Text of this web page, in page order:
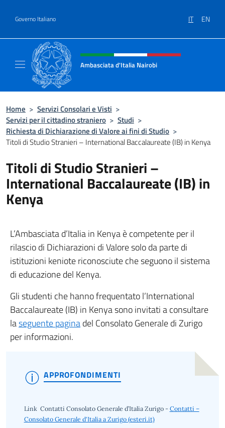
Governo Italiano IT EN
Intestazione sito, social e menù
Ambasciata d'Italia Nairobi
Home > Servizi Consolari e Visti >
Servizi per il cittadino straniero > Studi >
Richiesta di Dichiarazione di Valore ai fini di Studio >
Titoli di Studio Stranieri – International Baccalaureate (IB) in Kenya
Titoli di Studio Stranieri –
International Baccalaureate (IB) in
Kenya
L’Ambasciata d’Italia in Kenya è competente per il
rilascio di Dichiarazioni di Valore solo da parte di
istituzioni keniote riconosciute che seguono il sistema
di educazione del Kenya.
Gli studenti che hanno frequentato l’International
Baccalaureate (IB) in Kenya sono invitati a consultare
laseguente paginadel Consolato Generale di Zurigo
per informazioni.
APPROFONDIMENTI
Link Contatti Consolato Generale d’Italia Zurigo - Contatti –
Consolato Generale d'Italia a Zurigo (esteri.it)